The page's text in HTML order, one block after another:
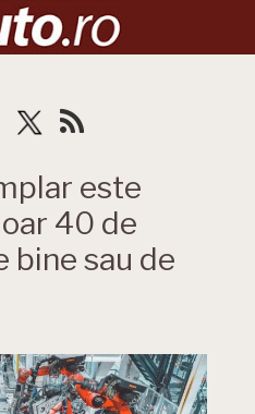
este
40 de
bine sau de